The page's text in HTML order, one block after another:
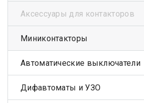
Аксессуары для контакторов
Миниконтакторы
Автоматические выключатели
Дифавтоматы и УЗО